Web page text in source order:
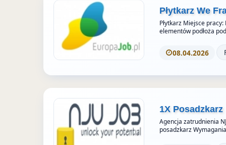
Płytkarz We
Płytkarz Miejsce
elementów podłoża
08.04.2026
1X Posadzkarz
Agencja zatrudnienia
posadzkarz